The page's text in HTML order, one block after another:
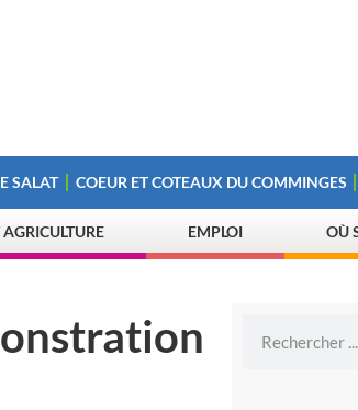
SALAT COEUR ET COTEAUX DU COMMINGES
EMPLOI OÙ